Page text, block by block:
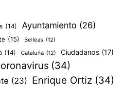
(14) Ayuntamiento (26)
(15) Belleas (12)
(14) Cataluña (12) Ciudadanos (17)
(34)
(23) Enrique Ortiz (34)